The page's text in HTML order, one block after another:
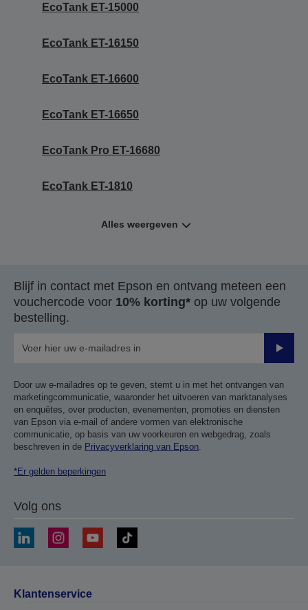
EcoTank ET-15000
EcoTank ET-16150
EcoTank ET-16600
EcoTank ET-16650
EcoTank Pro ET-16680
EcoTank ET-1810
Alles weergeven
Blijf in contact met Epson en ontvang meteen een
vouchercode voor 10% korting* op uw volgende
bestelling.
Door uw e-mailadres op te geven, stemt u in met het ontvangen van
marketingcommunicatie, waaronder het uitvoeren van marktanalyses
en enquêtes, over producten, evenementen, promoties en diensten
van Epson via e-mail of andere vormen van elektronische
communicatie, op basis van uw voorkeuren en webgedrag, zoals
beschreven in de Privacyverklaring van Epson
*Er gelden beperkingen
Volg ons
Klantenservice